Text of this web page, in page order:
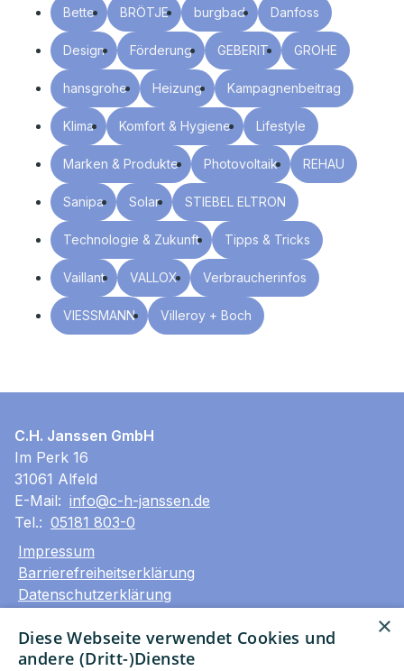
Bette BRÖTJE burgbad Danfoss
Design Förderung GEBERIT GROHE
hansgrohe Heizung Kampagnenbeitrag
Klima Komfort & Hygiene Lifestyle
Marken & Produkte Photovoltaik REHAU
Sanipa Solar STIEBEL ELTRON
Technologie & Zukunft Tipps & Tricks
Vaillant VALLOX Verbraucherinfos
VIESSMANN Villeroy + Boch
C.H. Janssen GmbH
Im Perk 16
31061 Alfeld
E-Mail: info@c-h-janssen.de
Tel.: 05181 803-0
Impressum
Barrierefreiheitserklärung
Datenschutzerklärung
Unsere Bereiche
×
Diese Webseite verwendet Cookies und
andere (Dritt-)Dienste